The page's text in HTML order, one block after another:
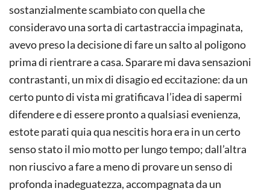
sostanzialmente scambiato con quella che
consideravo una sorta di cartastraccia impaginata,
avevo preso la decisione di fare un salto al poligono
prima di rientrare a casa. Sparare mi dava sensazioni
contrastanti, un mix di disagio ed eccitazione: da un
certo punto di vista mi gratificava l’idea di sapermi
difendere e di essere pronto a qualsiasi evenienza,
estote parati quia qua nescitis hora era in un certo
senso stato il mio motto per lungo tempo; dall’altra
non riuscivo a fare a meno di provare un senso di
profonda inadeguatezza, accompagnata da un